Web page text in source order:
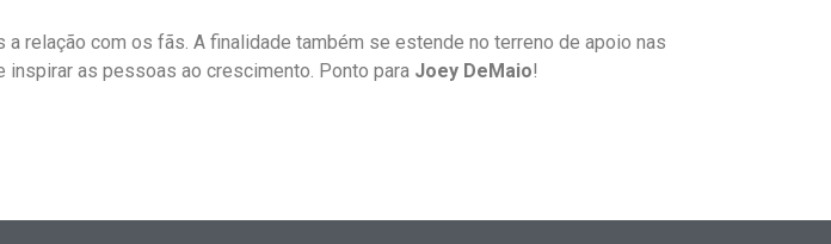
relação com os fãs. A finalidade também se estende no terreno de apoio nas
as pessoas ao crescimento. Ponto para Joey DeMaio!